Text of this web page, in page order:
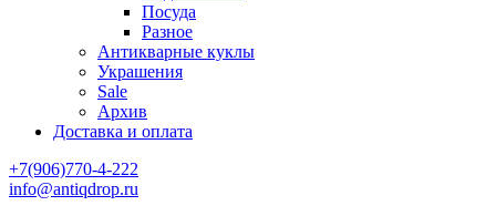
Посуда
Разное
Антикварные куклы
Украшения
Sale
Архив
Доставка и оплата
+7(906)770-4-222
info@antiqdrop.ru